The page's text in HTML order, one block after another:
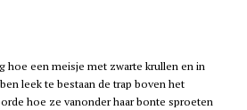
hoe een meisje met zwarte krullen en in
leek te bestaan de trap boven het
hoe ze vanonder haar bonte sproeten